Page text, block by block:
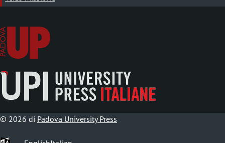
© 2026 di Padova University Press